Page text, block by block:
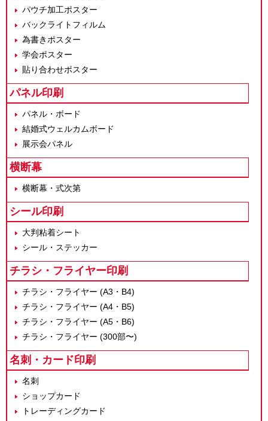
パウチ加工ポスター
バックライトフィルム
為書きポスター
学会ポスター
貼り合わせポスター
パネル印刷
パネル・ボード
結婚式ウェルカムボード
展示会パネル
横断幕
横断幕・式次第
シール印刷
大判粘着シート
シール・ステッカー
チラシ・フライヤー印刷
チラシ・フライヤー (A3・B4)
チラシ・フライヤー (A4・B5)
チラシ・フライヤー (A5・B6)
チラシ・フライヤー (300部〜)
名刺・カード印刷
名刺
ショップカード
トレーディングカード